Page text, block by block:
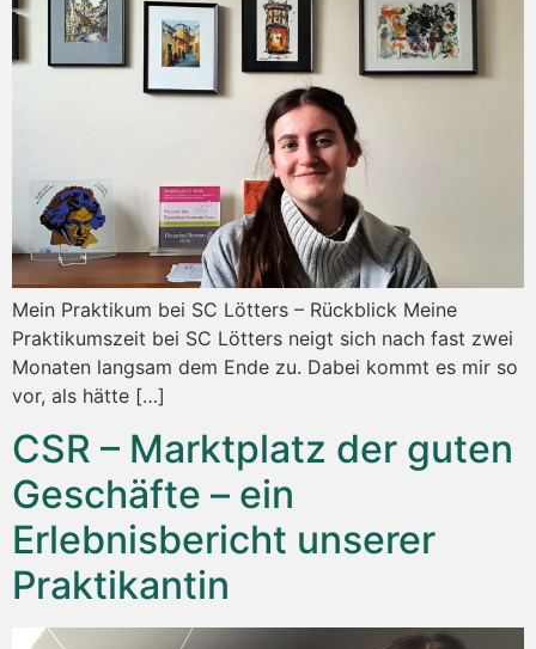
Mein Praktikum bei SC Lötters – Rückblick Meine
Praktikumszeit bei SC Lötters neigt sich nach fast zwei
Monaten langsam dem Ende zu. Dabei kommt es mir so
vor, als hätte […]
CSR – Marktplatz der guten
Geschäfte – ein
Erlebnisbericht unserer
Praktikantin